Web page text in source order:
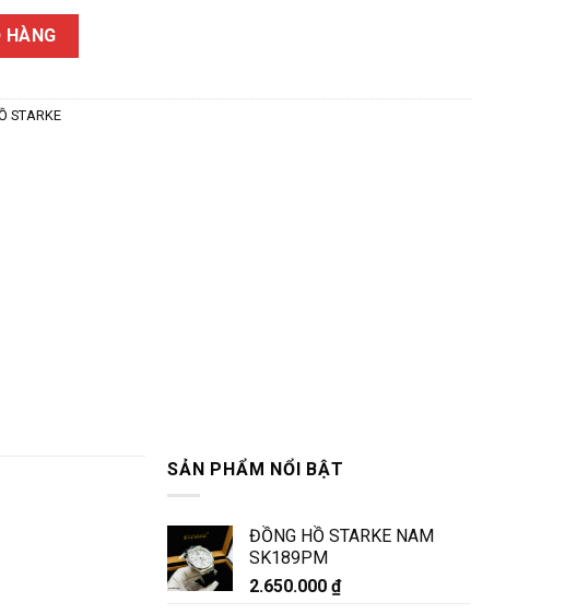
HÀNG
STARKE
SẢN PHẨM NỔI BẬT
ĐỒNG HỒ STARKE NAM
SK189PM
2.650.000 ₫